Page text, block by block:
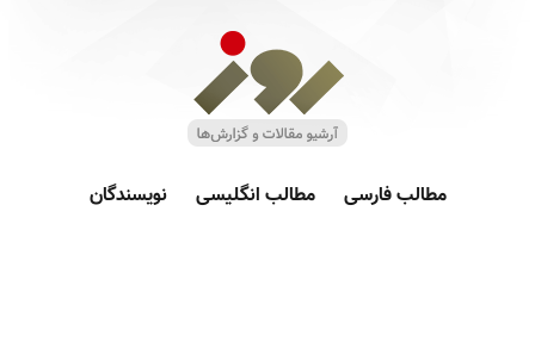
مطالب فارسی مطالب انگلیسی نویسندگان